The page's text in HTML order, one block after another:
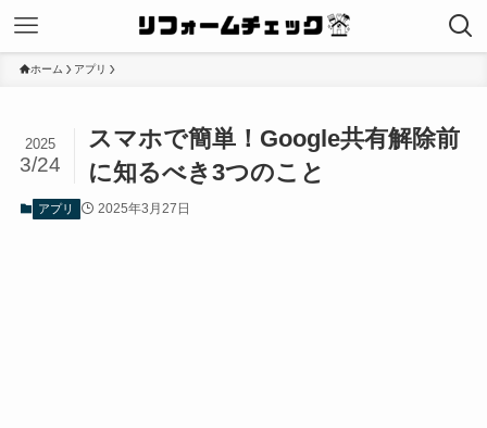
ホーム アプリ
スマホで簡単！Google共有解除前
に知るべき3つのこと
2025
3/24
アプリ 2025年3月27日